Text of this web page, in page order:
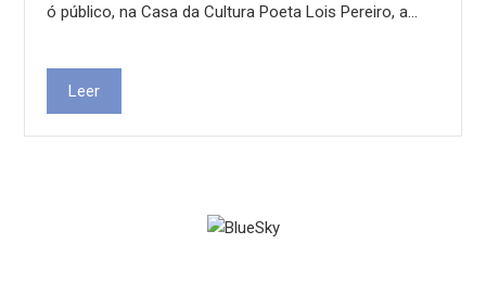
ó público, na Casa da Cultura Poeta Lois Pereiro, a…
Leer